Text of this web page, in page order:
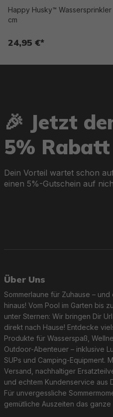
Happy Husky™ Wassersprinkler
cm
24,95 €*
🎉 Jetzt
5%
Dein Vorteil wartet schon
einen 5%-Gutschein auf
Über Uns
Sommerlaune für Zuhause – und
hinaus! Vom Pool im Garten bis
unter Sternen: Wir bringen Dir
direkt nach Hause! Entdecke
Produkte für Wasserspaß,
Outdoor-Abenteuer – inklusive
SUPs und Camping-Equipment.
Versand, nachhaltiger
und echtem Kundenservice aus
Für unvergessliche
gemütliche Auszeiten das ganze